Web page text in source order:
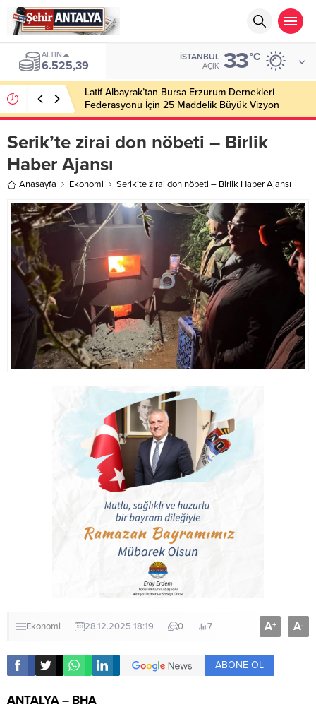
ALTIN
6.525,39
İSTANBUL
AÇIK 33°C
Latif Albayrak’tan Bursa Erzurum Dernekleri
Federasyonu İçin 25 Maddelik Büyük Vizyon
Serik’te zirai don nöbeti – Birlik
Haber Ajansı
Anasayfa Ekonomi Serik’te zirai don nöbeti – Birlik Haber Ajansı
Ekonomi 28.12.2025 18:19 0 7 A+ A-
ABONE OL
ANTALYA – BHA